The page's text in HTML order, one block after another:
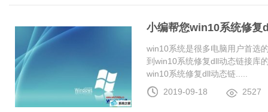
小编帮您win10系统修复
win10系统是很多电脑用户首选
到win10系统修复dll动态链接库
win10系统修复dll动态链.....
2019-09-18
2527